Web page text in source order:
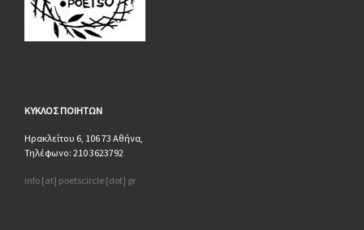
ΚΥΚΛΟΣ ΠΟΙΗΤΩΝ
Ηρακλείτου 6, 106 73 Αθήνα,
Τηλέφωνο: 210 3623792
info [at] poetscircle [dot] gr